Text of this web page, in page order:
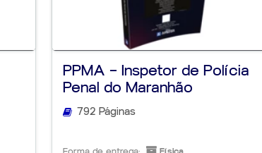
PPMA – Inspetor de Polícia
Penal do Maranhão
792 Páginas